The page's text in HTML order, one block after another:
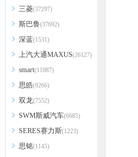
三菱(37297)
斯巴鲁(37692)
深蓝(1531)
上汽大通MAXUS(26127)
smart(11087)
思皓(9266)
双龙(7552)
SWM斯威汽车(6685)
SERES赛力斯(1223)
思铭(1145)